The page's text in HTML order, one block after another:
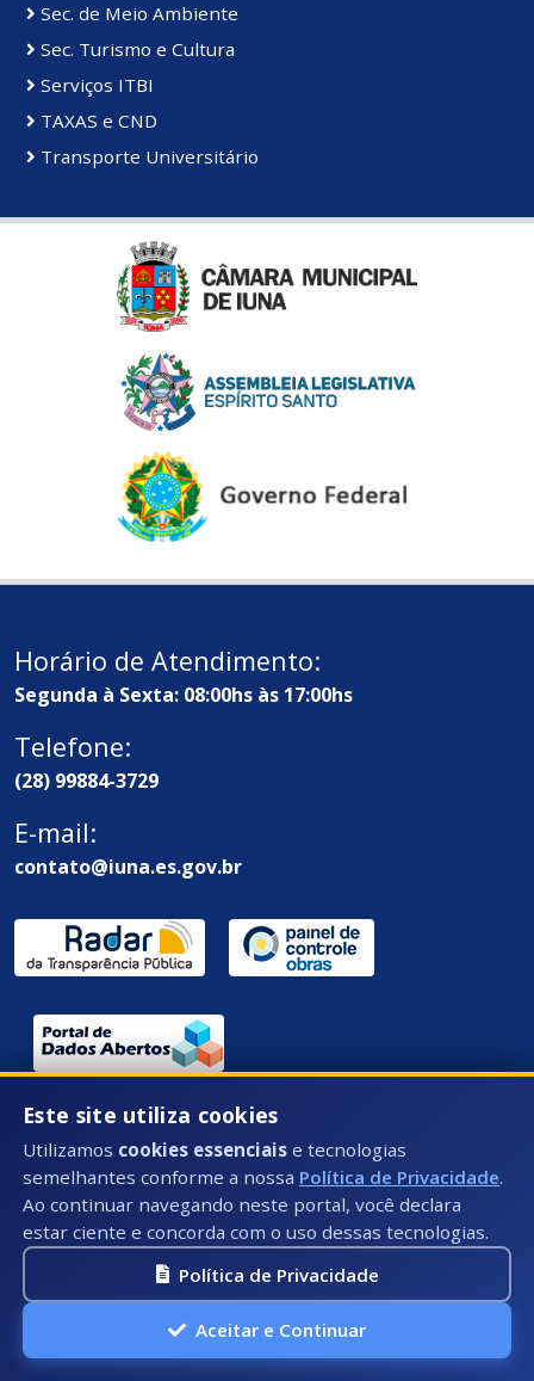
Sec. de Meio Ambiente
Sec. Turismo e Cultura
Serviços ITBI
TAXAS e CND
Transporte Universitário
Horário de Atendimento:
Segunda à Sexta: 08:00hs às 17:00hs
Telefone:
(28) 99884-3729
E-mail:
contato@iuna.es.gov.br
Endereço / Ouvidoria:
Rua Des. Epaminondas Amaral - 58 - Centro, Iúna - ES,
CEP: 29390-000
Este site utiliza cookies
Utilizamos cookies essenciais e tecnologias
semelhantes conforme a nossa Política de Privacidade.
Ao continuar navegando neste portal, você declara
estar ciente e concorda com o uso dessas tecnologias.
Política de Privacidade
Aceitar e Continuar